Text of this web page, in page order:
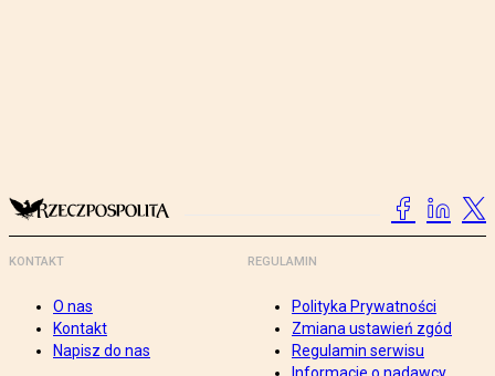
KONTAKT
O nas
Kontakt
Napisz do nas
REGULAMIN
Polityka Prywatności
Zmiana ustawień zgód
Regulamin serwisu